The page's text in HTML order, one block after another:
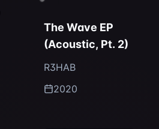
The Wave EP
(Acoustic, Pt. 2)
R3HAB
2020